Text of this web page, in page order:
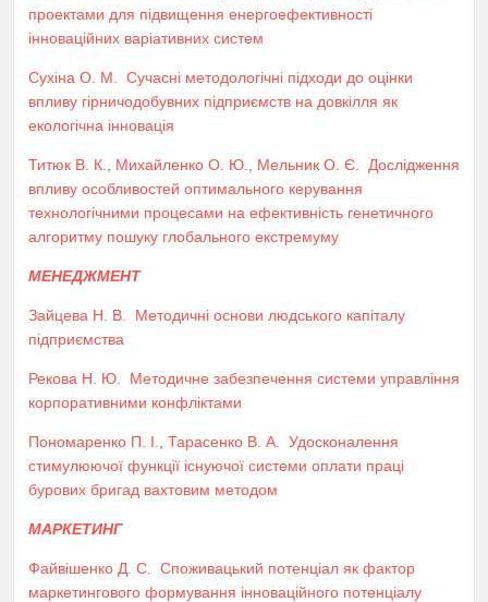
проектами для підвищення енергоефективності
інноваційних варіативних систем
Сухіна О. М.
Сучасні методологічні підходи до оцінки
впливу гірничодобувних підприємств на довкілля як
екологічна інновація
Титюк В. К. Михайленко О. Ю. Мельник О. Є.
Дослідження
впливу особливостей оптимального керування
технологічними процесами на ефективність генетичного
алгоритму пошуку глобального екстремуму
МЕНЕДЖМЕНТ
Зайцева Н. В.
Методичні основи людського капіталу
підприємства
Рекова Н. Ю.
Методичне забезпечення системи управління
корпоративними конфліктами
Пономаренко П. І. Тарасенко В. А.
Удосконалення
стимулюючої функції існуючої системи оплати праці
бурових бригад вахтовим методом
МАРКЕТИНГ
Файвішенко Д. С.
Споживацький потенціал як фактор
маркетингового формування інноваційного потенціалу